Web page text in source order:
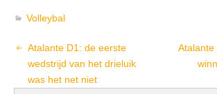
Volleybal
Atalante D1: de eerste
wedstrijd van het drieluik
was het net niet
Atalante